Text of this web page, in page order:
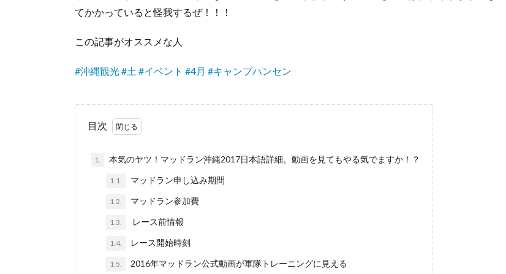
てかかっていると怪我するぜ！！！
この記事がオススメな人
#沖縄観光#土 #イベント #4月 #キャンプハンセン
目次
1. 本気のヤツ！マッドラン沖縄2017日本語詳細。動画を見てもやる気でますか！？
1.1. マッドラン申し込み期間
1.2. マッドラン参加費
1.3. レース前情報
1.4. レース開始時刻
1.5. 2016年マッドラン公式動画が軍隊トレーニングに見える